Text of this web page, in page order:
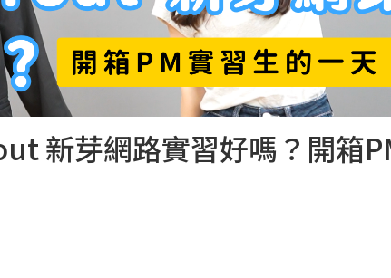
新芽網路實習好嗎？開箱